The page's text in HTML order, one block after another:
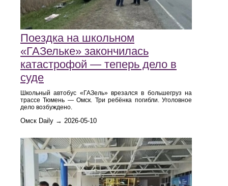
Поездка на школьном
«ГАЗельке» закончилась
катастрофой — теперь дело в
суде
Школьный автобус «ГАЗель» врезался в большегруз на
трассе Тюмень — Омск. Три ребёнка погибли. Уголовное
дело возбуждено.
Омск Daily → 2026-05-10